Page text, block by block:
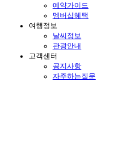
예약가이드
멤버십혜택
여행정보
날씨정보
관광안내
고객센터
공지사항
자주하는질문